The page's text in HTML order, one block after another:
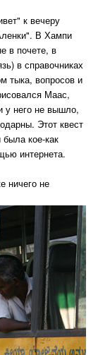
к вечеру
В Хампи
в почете, в
в справочниках
тыка, вопросов и
Маас,
у него не вышло,
Этот квест
кое-как
интернета.
ничего не